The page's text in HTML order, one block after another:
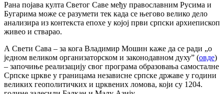
Рана појава култа Светог Саве међу православним Русима и
Бугарима може се разумети тек када се његово велико дело
анализира из контекста епохе у којој први српски архиепископ
живео и стварао.
А Свети Сава – за кога Владимир Мошин каже да се ради „о
једном великом организаторском и законодавном духу” (овде)
– започиње реализацију свог програма образовања самосталне
Српске цркве у границама независне српске државе у години
великих геополитичких и црквених ломова, који су 1204.